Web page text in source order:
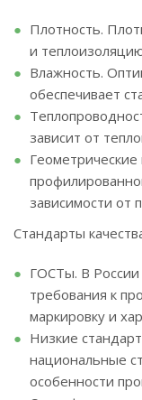
Плотность.
и
Влажность.
обеспечивает
зависит от
зависимости от
Стандарты
ГОСТы. В
требования к
маркировку и
Низкие
национальные
особенности